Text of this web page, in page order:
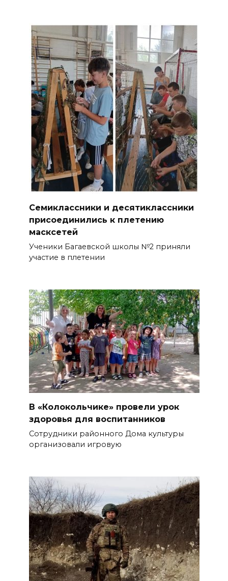
Семиклассники и десятиклассники
присоединились к плетению
масксетей
Ученики Багаевской школы №2 приняли
участие в плетении
В «Колокольчике» провели урок
здоровья для воспитанников
Сотрудники районного Дома культуры
организовали игровую